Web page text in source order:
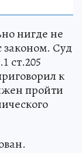
нигде не
законом. Суд
ст.205
к
пройти